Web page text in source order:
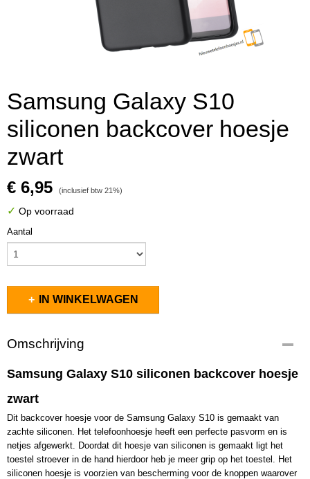
Samsung Galaxy S10
siliconen backcover hoesje
zwart
€ 6,95 (inclusief btw 21%)
✓ Op voorraad
Aantal
IN WINKELWAGEN
Omschrijving
Samsung Galaxy S10 siliconen backcover hoesje
zwart
Dit backcover hoesje voor de Samsung Galaxy S10 is gemaakt van
zachte siliconen. Het telefoonhoesje heeft een perfecte pasvorm en is
netjes afgewerkt. Doordat dit hoesje van siliconen is gemaakt ligt het
toestel stroever in de hand hierdoor heb je meer grip op het toestel. Het
siliconen hoesje is voorzien van bescherming voor de knoppen waarover